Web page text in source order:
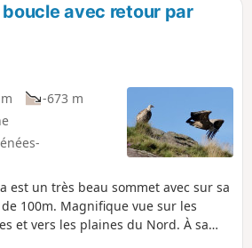
boucle avec retour par
-673 m
est un très beau sommet avec sur sa
100m. Magnifique vue sur les
et vers les plaines du Nord. À sa